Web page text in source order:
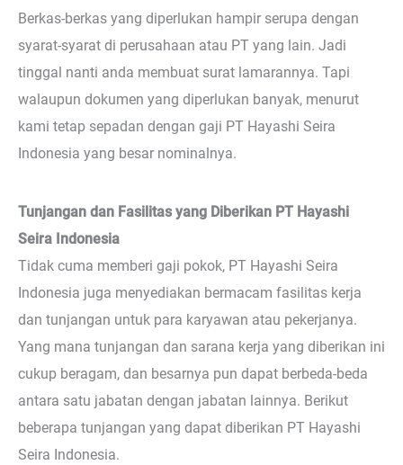
Berkas-berkas yang diperlukan hampir serupa dengan
syarat-syarat di perusahaan atau PT yang lain. Jadi
tinggal nanti anda membuat surat lamarannya. Tapi
walaupun dokumen yang diperlukan banyak, menurut
kami tetap sepadan dengan gaji PT Hayashi Seira
Indonesia yang besar nominalnya.
Tunjangan dan Fasilitas yang Diberikan PT Hayashi
Seira Indonesia
Tidak cuma memberi gaji pokok, PT Hayashi Seira
Indonesia juga menyediakan bermacam fasilitas kerja
dan tunjangan untuk para karyawan atau pekerjanya.
Yang mana tunjangan dan sarana kerja yang diberikan ini
cukup beragam, dan besarnya pun dapat berbeda-beda
antara satu jabatan dengan jabatan lainnya. Berikut
beberapa tunjangan yang dapat diberikan PT Hayashi
Seira Indonesia.